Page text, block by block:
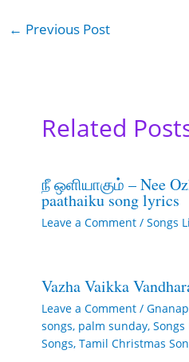
← Previous Post
Related
நீ ஒளியாகும் – Nee
paathaiku song lyrics
Leave a Comment / Songs
Vazha Vaikka
Leave a Comment /
songs, palm sunday, Songs
Songs, Tamil Christmas